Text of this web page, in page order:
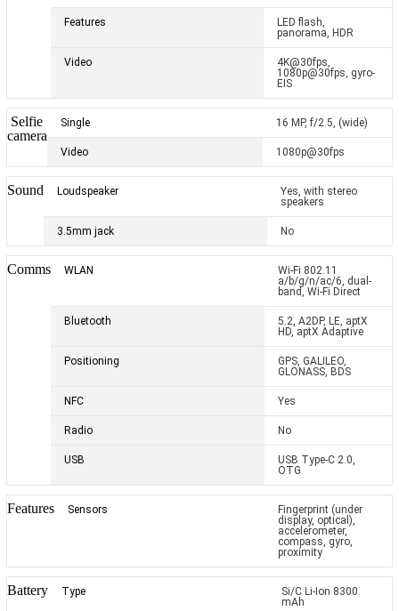
Features
LED flash,
panorama, HDR
Video
4K@30fps,
1080p@30fps, gyro-
EIS
Selfie
camera
Single 16 MP, f/2.5, (wide)
Video 1080p@30fps
Sound Loudspeaker
Yes, with stereo
speakers
3.5mm jack No
Comms WLAN
Wi-Fi 802.11
a/b/g/n/ac/6, dual-
band, Wi-Fi Direct
Bluetooth
5.2, A2DP, LE, aptX
HD, aptX Adaptive
Positioning
GPS, GALILEO,
GLONASS, BDS
NFC Yes
Radio No
USB
USB Type-C 2.0,
OTG
Features Sensors
Fingerprint (under
display, optical),
accelerometer,
compass, gyro,
proximity
Battery Type
Si/C Li-Ion 8300
mAh